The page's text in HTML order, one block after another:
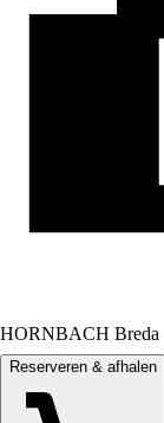
HORNBACH Breda
Reserveren & afhalen